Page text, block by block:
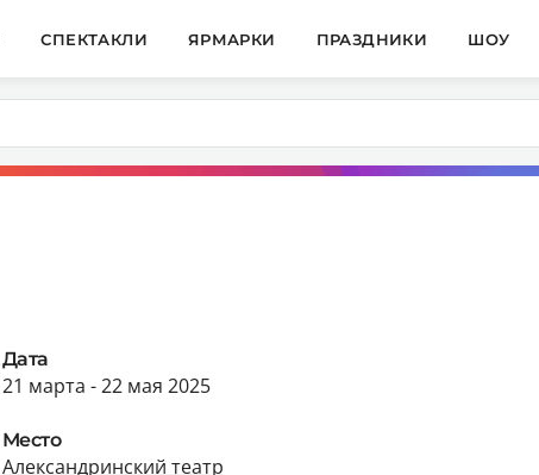
СПЕКТАКЛИ ЯРМАРКИ ПРАЗДНИКИ ШОУ
Дата
21 марта - 22 мая 2025
Место
Александринский театр